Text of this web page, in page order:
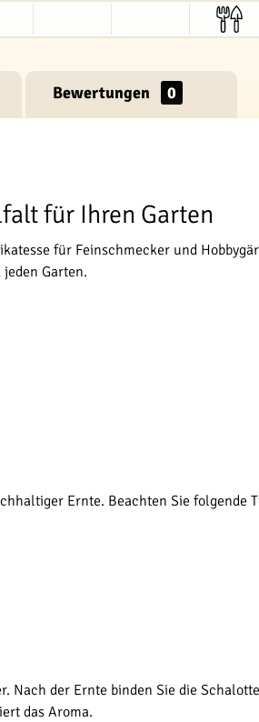
Bewertungen 0
für Ihren Garten
für Feinschmecker und
Garten.
Ernte. Beachten Sie folgende
Nach der Ernte binden Sie die
das Aroma.